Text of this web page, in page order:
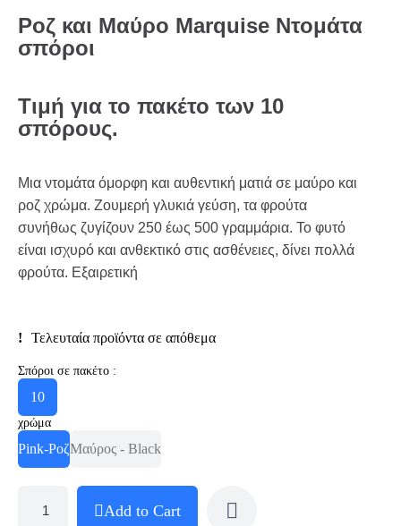
Ροζ και Μαύρο Marquise Ντομάτα
σπόροι
Τιμή για το πακέτο των 10
σπόρους.
Μια ντομάτα όμορφη και αυθεντική ματιά σε μαύρο και
ροζ χρώμα. Ζουμερή γλυκιά γεύση, τα φρούτα
συνήθως ζυγίζουν 250 έως 500 γραμμάρια. Το φυτό
είναι ισχυρό και ανθεκτικό στις ασθένειες, δίνει πολλά
φρούτα. Εξαιρετική
Τελευταία προϊόντα σε απόθεμα
Σπόροι σε πακέτο :
10
χρώμα
Pink-ΡοζΜαύρος - Black
Add to Cart